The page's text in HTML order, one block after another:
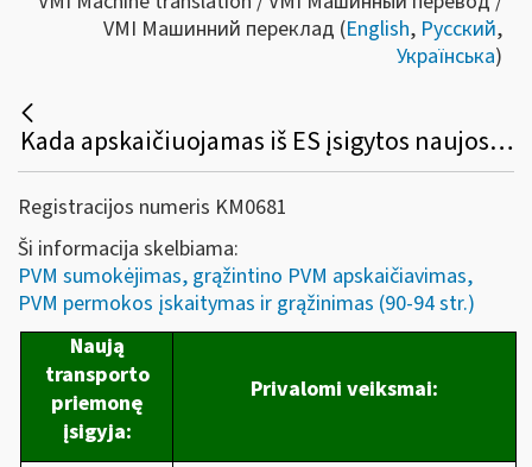
VMI Машинний переклад (English, Русский,
Українська)
Kada apskaičiuojamas iš ES įsigytos naujos transporto priemonės pardavimo PVM ir iki kada sumokamas į Lietuvos biudžetą?
Registracijos numeris KM0681
Ši informacija skelbiama:
PVM sumokėjimas, grąžintino PVM apskaičiavimas,
PVM permokos įskaitymas ir grąžinimas (90-94 str.)
Naują
transporto
priemonę
įsigyja:
Privalomi veiksmai: